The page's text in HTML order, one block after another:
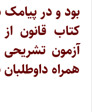
بود و در
کتاب قانون
آزمون تشریحی
همراه